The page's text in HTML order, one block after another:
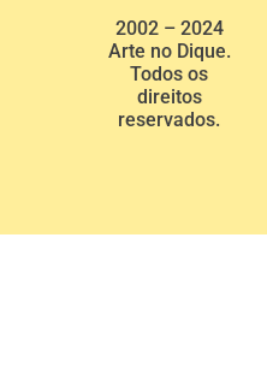
2002 – 2024
Arte no Dique.
Todos os
direitos
reservados.